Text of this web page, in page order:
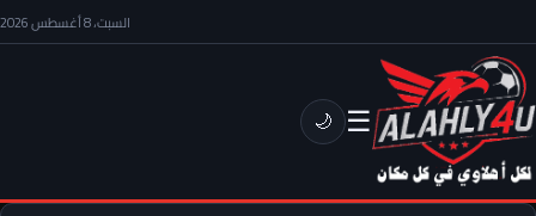
السبت، 8 أغسطس 2026
☰
🌙